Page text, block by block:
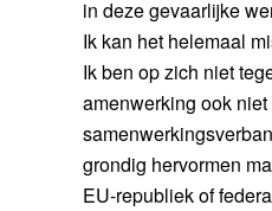
in deze gevaarlijke
Ik kan het helemaal
Ik ben op zich niet
amenwerking ook
grondig hervormen
EU-republiek of